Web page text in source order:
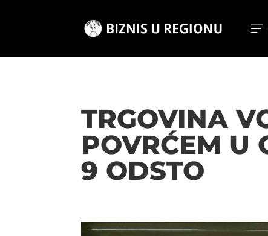
TRGOVINA
POVRĆEM U
9 ODSTO